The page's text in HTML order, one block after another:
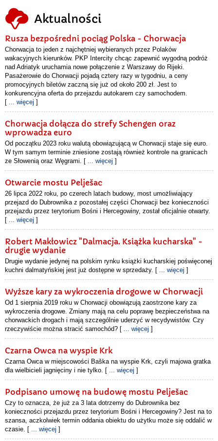
Aktualności
Rusza bezpośredni pociąg Polska - Chorwacja
Chorwacja to jeden z najchętniej wybieranych przez Polaków
wakacyjnych kierunków. PKP Intercity chcąc zapewnić wygodną podróż
nad Adriatyk uruchamia nowe połączenie z Warszawy do Rijeki.
Pasażerowie do Chorwacji pojadą cztery razy w tygodniu, a ceny
promocyjnych biletów zaczną się już od około 200 zł. Jest to
konkurencyjna oferta do przejazdu autokarem czy samochodem.
[ ... więcej ]
Chorwacja dołącza do strefy Schengen oraz
wprowadza euro
Od początku 2023 roku walutą obowiązującą w Chorwacji staje się euro.
W tym samym terminie zniesione zostają również kontrole na granicach
ze Słowenią oraz Węgrami. [ ... więcej ]
Otwarcie mostu Pelješac
26 lipca 2022 roku, po czerech latach budowy, most umożliwiający
przejazd do Dubrownika z pozostałej części Chorwacji bez konieczności
przejazdu przez terytorium Bośni i Hercegowiny, został oficjalnie otwarty.
[ ... więcej ]
Robert Makłowicz "Dalmacja. Książka kucharska" -
drugie wydanie
Drugie wydanie jedynej na polskim rynku książki kucharskiej poświęconej
kuchni dalmatyńskiej jest już dostępne w sprzedaży. [ ... więcej ]
Wyższe kary za wykroczenia drogowe w Chorwacji
Od 1 sierpnia 2019 roku w Chorwacji obowiązują zaostrzone kary za
wykroczenia drogowe. Zmiany mają na celu poprawę bezpieczeństwa na
chorwackich drogach i mają szczególnie uderzyć w recydywistów. Czy
rzeczywiście można stracić samochód? [ ... więcej ]
Czarna Owca na wyspie Krk
Czarna Owca w miejscowości Baška na wyspie Krk, czyli majowa gratka
dla wielbicieli jagnięciny i nie tylko. [ ... więcej ]
Podpisano umowę na budowę mostu Pelješac
Czy to oznacza, że już za 3 lata dotrzemy do Dubrownika bez
konieczności przejazdu przez terytorium Bośni i Hercegowiny? Jest na to
szansa, aczkolwiek termin oddania obiektu do użytku może się oddalić w
czasie. [ ... więcej ]